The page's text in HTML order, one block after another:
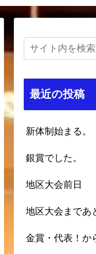
最近の投稿
新体制始まる。
銀賞でした。
地区大会前日
地区大会まであ
金賞・代表！か